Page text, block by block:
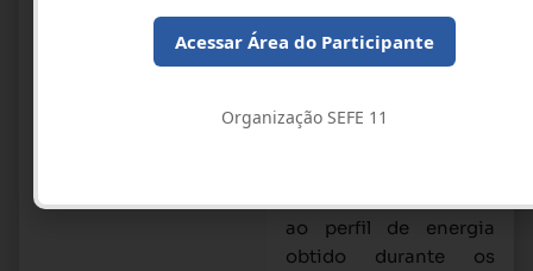
em um perfil de energia
demandado ao longo
estaca. Como
obtida foi semelhante
ao perfil de energia
obtido durante os
Acessar Área do Participante
Organização SEFE 11